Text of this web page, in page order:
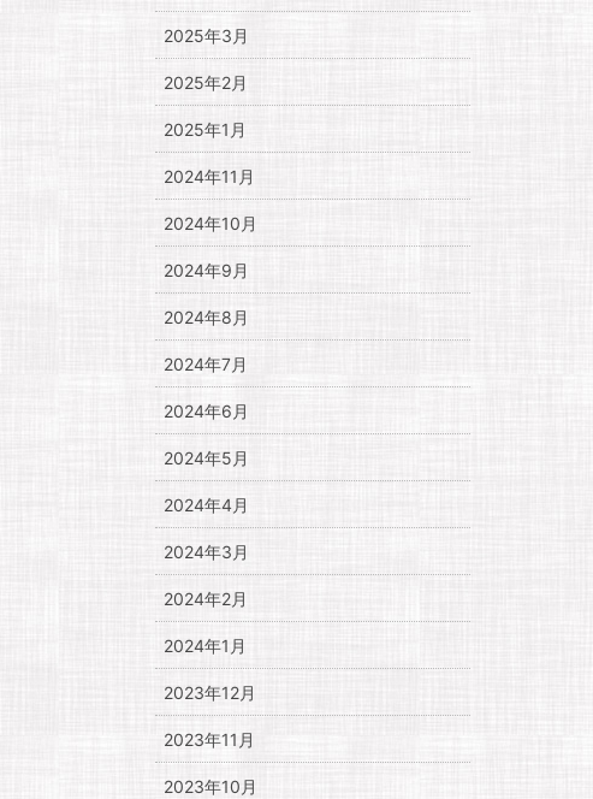
2025年3月
2025年2月
2025年1月
2024年11月
2024年10月
2024年9月
2024年8月
2024年7月
2024年6月
2024年5月
2024年4月
2024年3月
2024年2月
2024年1月
2023年12月
2023年11月
2023年10月